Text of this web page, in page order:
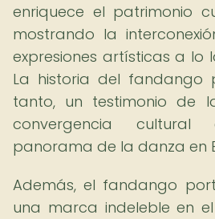
enriquece el patrimonio
mostrando la
expresiones artísticas a lo
La historia del fandango
tanto, un testimonio de
convergencia
panorama de la danza en
Además, el fandango
una marca indeleble en